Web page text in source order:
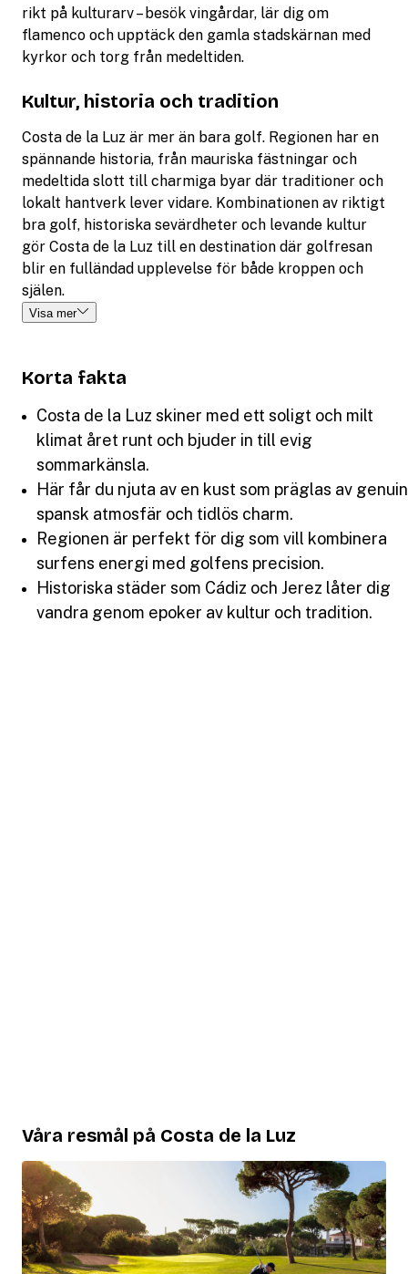
rikt på kulturarv – besök vingårdar, lär dig om
flamenco och upptäck den gamla stadskärnan med
kyrkor och torg från medeltiden.
Kultur, historia och tradition
Costa de la Luz är mer än bara golf. Regionen har en
spännande historia, från mauriska fästningar och
medeltida slott till charmiga byar där traditioner och
lokalt hantverk lever vidare. Kombinationen av riktigt
bra golf, historiska sevärdheter och levande kultur
gör Costa de la Luz till en destination där golfresan
blir en fulländad upplevelse för både kroppen och
själen.
Visa mer
Korta fakta
Costa de la Luz skiner med ett soligt och milt
klimat året runt och bjuder in till evig
sommarkänsla.
Här får du njuta av en kust som präglas av genuin
spansk atmosfär och tidlös charm.
Regionen är perfekt för dig som vill kombinera
surfens energi med golfens precision.
Historiska städer som Cádiz och Jerez låter dig
vandra genom epoker av kultur och tradition.
Våra resmål på Costa de la Luz